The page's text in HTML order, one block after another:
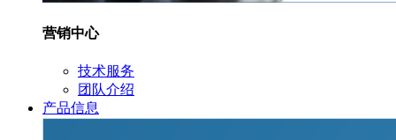
营销中心
技术服务
团队介绍
产品信息